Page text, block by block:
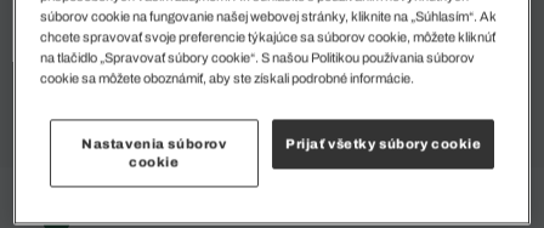
%
súborov cookie na fungovanie našej webovej stránky, kliknite na „Súhlasím“. Ak
chcete spravovať svoje preferencie týkajúce sa súborov cookie, môžete kliknúť
na tlačidlo „Spravovať súbory cookie“. S našou Politikou používania súborov
cookie sa môžete oboznámiť, aby ste získali podrobné informácie.
Nastavenia súborov
cookie
Prijať všetky súbory cookie